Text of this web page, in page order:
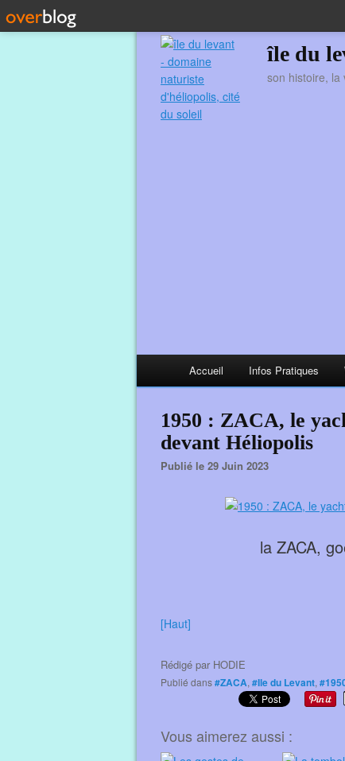
île du
son histoire, la
Accueil Infos Pratiques
1950 : ZACA, le
devant Héliopolis
Publié le 29 Juin 2023
la ZACA,
[Haut]
Rédigé par HODIE
Publié dans#ZACA, #Ile du Levant,
Vous aimerez aussi :